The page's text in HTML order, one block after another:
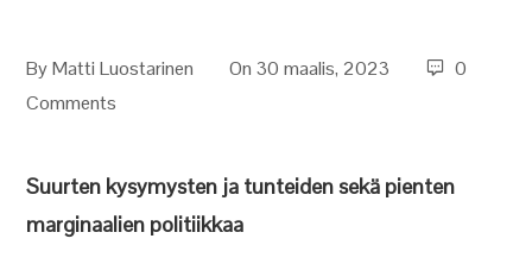
ByMatti Luostarinen On 30 maalis, 2023
0
Comments
Suurten kysymysten ja tunteiden sekä pienten
marginaalien politiikkaa